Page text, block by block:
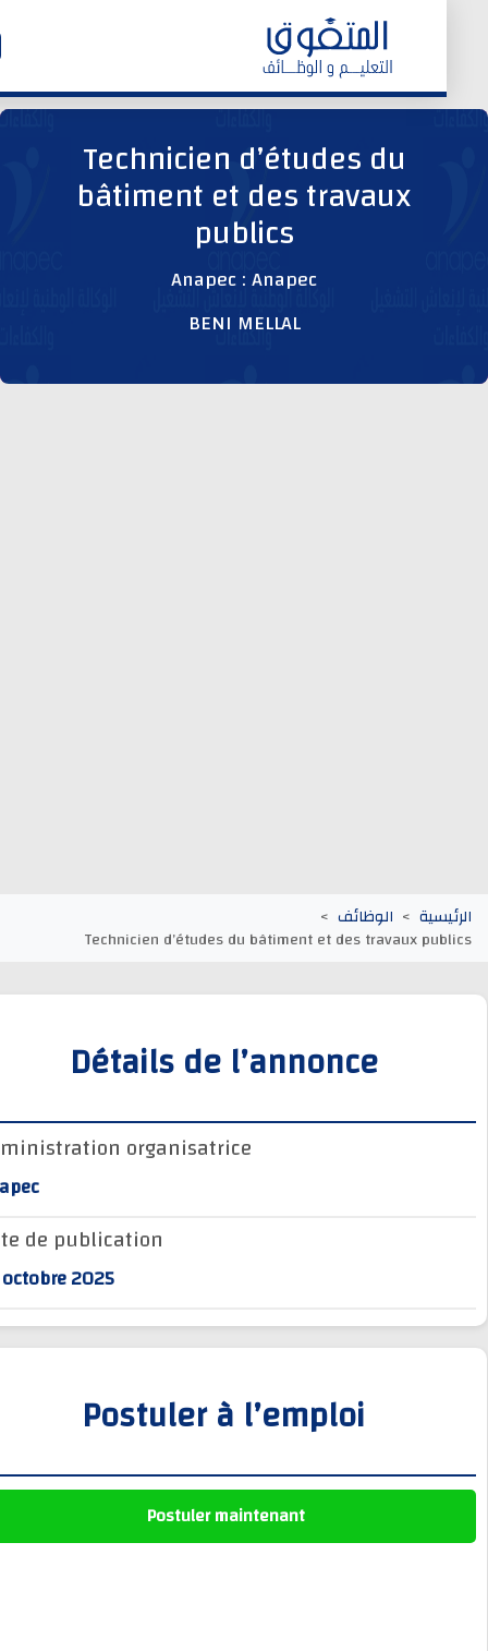
وظائف اليوم
وظائف المؤسسات و المقاولات العمومية
Technicien d’études du
bâtiment et des travaux
publics
Anapec : Anapec
BENI MELLAL
الوظائف
Technicien d’études du bâtiment et des travaux
Détails de l’annonce
Administration organisatrice
Anapec
Date de publication
30 octobre 2025
Postuler à l’emploi
Postuler maintenant